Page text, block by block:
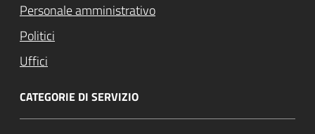
Personale amministrativo
Politici
Uffici
CATEGORIE DI SERVIZIO